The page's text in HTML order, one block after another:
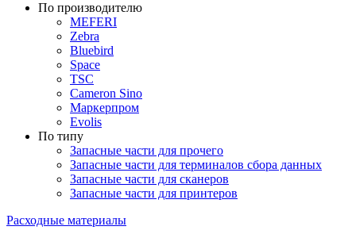
По производителю
MEFERI
Zebra
Bluebird
Space
TSC
Cameron Sino
Маркерпром
Evolis
По типу
Запасные части для прочего
Запасные части для терминалов сбора данных
Запасные части для сканеров
Запасные части для принтеров
Расходные материалы